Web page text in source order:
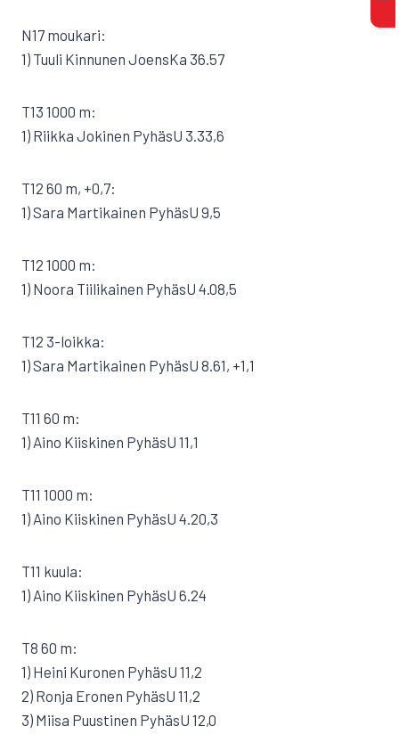
N17 moukari:
1) Tuuli Kinnunen JoensKa 36.57
T13 1000 m:
1) Riikka Jokinen PyhäsU 3.33,6
T12 60 m, +0,7:
1) Sara Martikainen PyhäsU 9,5
T12 1000 m:
1) Noora Tiilikainen PyhäsU 4.08,5
T12 3-loikka:
1) Sara Martikainen PyhäsU 8.61, +1,1
T11 60 m:
1) Aino Kiiskinen PyhäsU 11,1
T11 1000 m:
1) Aino Kiiskinen PyhäsU 4.20,3
T11 kuula:
1) Aino Kiiskinen PyhäsU 6.24
T8 60 m:
1) Heini Kuronen PyhäsU 11,2
2) Ronja Eronen PyhäsU 11,2
3) Miisa Puustinen PyhäsU 12,0